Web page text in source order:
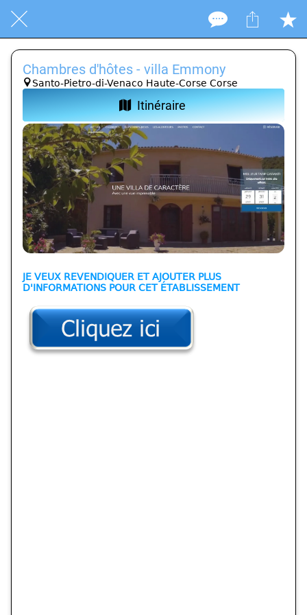
Chambres d'hôtes - villa Emmony
Santo-Pietro-di-Venaco Haute-Corse Corse
Itinéraire
JE VEUX REVENDIQUER ET AJOUTER PLUS
D'INFORMATIONS POUR CET ÉTABLISSEMENT